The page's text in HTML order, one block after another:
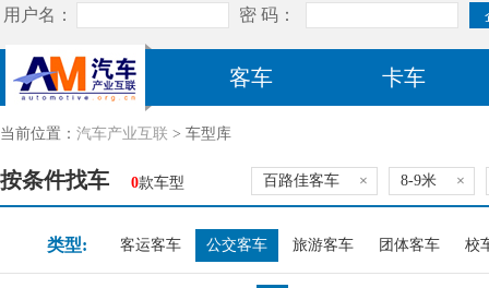
客车 卡车
当前位置： 汽车产业互联 > 车型库
按条件找车 0款车型 百路佳客车 × 8-9米 ×
类型: 客运客车 公交客车 旅游客车 团体客车 校